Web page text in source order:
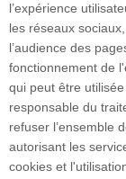
l’expérience
les réseaux
l’audience des
fonctionnement de
qui peut être
responsable du
refuser l’ensemble
autorisant les
cookies et